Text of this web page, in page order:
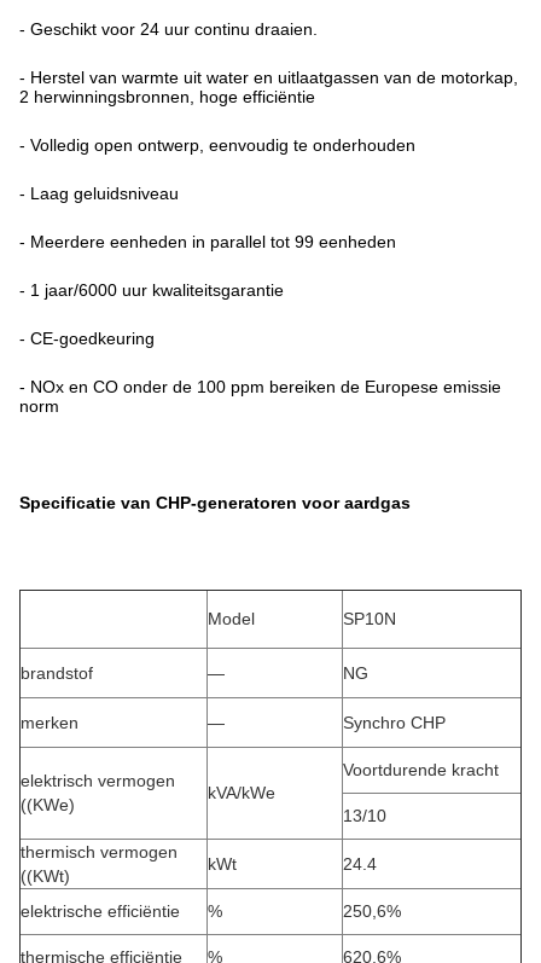
- Geschikt voor 24 uur continu draaien.
- Herstel van warmte uit water en uitlaatgassen van de motorkap,
2 herwinningsbronnen, hoge efficiëntie
- Volledig open ontwerp, eenvoudig te onderhouden
- Laag geluidsniveau
- Meerdere eenheden in parallel tot 99 eenheden
- 1 jaar/6000 uur kwaliteitsgarantie
- CE-goedkeuring
- NOx en CO onder de 100 ppm bereiken de Europese emissie
norm
Specificatie van CHP-generatoren voor aardgas
Model SP10N
brandstof — NG
merken — Synchro CHP
elektrisch vermogen
((KWe)
kVA/kWe
Voortdurende kracht
13/10
thermisch vermogen
((KWt)
kWt 24.4
elektrische efficiëntie % 250,6%
thermische efficiëntie % 620,6%